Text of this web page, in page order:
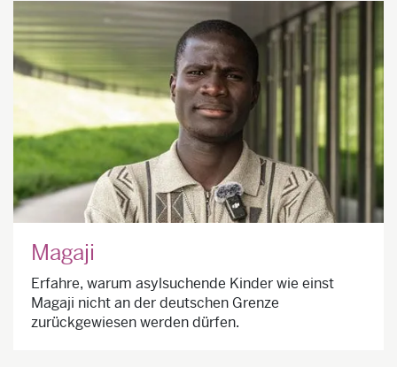
Magaji
Erfahre, warum asylsuchende Kinder wie einst
Magaji nicht an der deutschen Grenze
zurückgewiesen werden dürfen.